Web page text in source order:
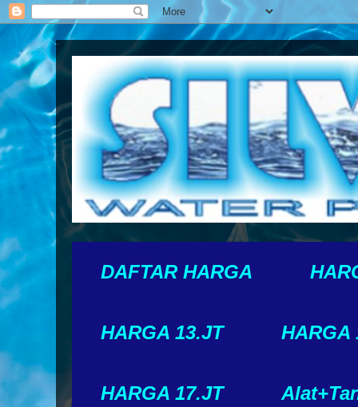
DAFTAR HARGA
HARGA 13.JT HARGA
HARGA 17.JT